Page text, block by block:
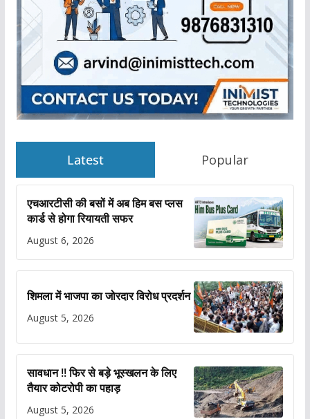
Latest Popular
एचआरटीसी की बसों में अब हिम बस प्लस
कार्ड से होगा रियायती सफर
August 6, 2026
शिमला में भाजपा का जोरदार विरोध प्रदर्शन
August 5, 2026
सावधान !! फिर से बड़े भूस्खलन के लिए
तैयार कोटरोपी का पहाड़
August 5, 2026